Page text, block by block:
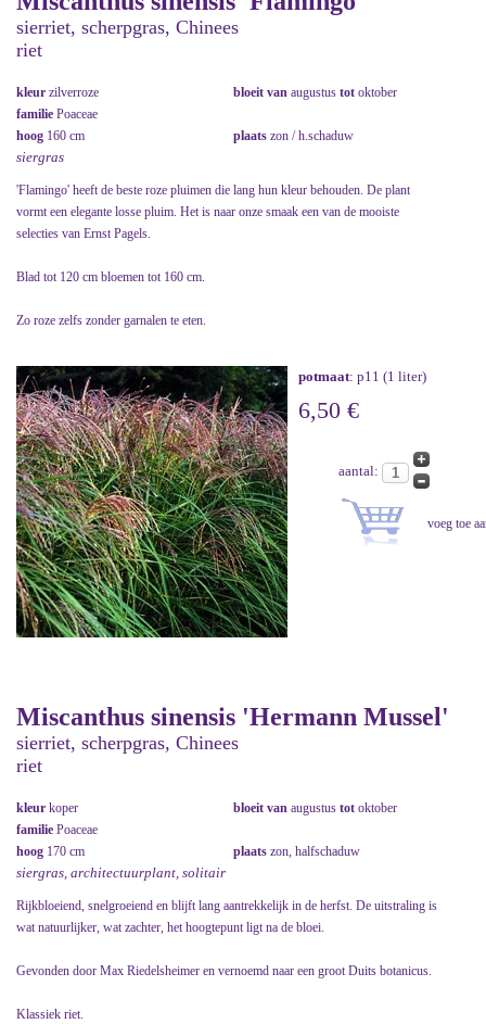
sierriet, scherpgras, Chinees
riet
kleur zilverroze bloeit van augustus tot oktober
familie Poaceae
hoog 160 cm plaats zon / h.schaduw
siergras
'Flamingo' heeft de beste roze pluimen die lang hun kleur behouden. De plant
vormt een elegante losse pluim. Het is naar onze smaak een van de mooiste
selecties van Ernst Pagels.
Blad tot 120 cm bloemen tot 160 cm.
Zo roze zelfs zonder garnalen te eten.
potmaat: p11 (1 liter)
6,50 €
aantal:
Miscanthus sinensis 'Hermann Mussel'
sierriet, scherpgras, Chinees
riet
kleur koper bloeit van augustus tot oktober
familie Poaceae
hoog 170 cm plaats zon, halfschaduw
siergras, architectuurplant, solitair
Rijkbloeiend, snelgroeiend en blijft lang aantrekkelijk in de herfst. De uitstraling is
wat natuurlijker, wat zachter, het hoogtepunt ligt na de bloei.
Gevonden door Max Riedelsheimer en vernoemd naar een groot Duits botanicus.
Klassiek riet.